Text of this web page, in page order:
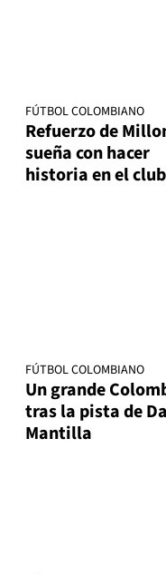
FÚTBOL COLOMBIANO
Refuerzo de
sueña con hacer
historia en el club
FÚTBOL COLOMBIANO
Un grande
tras la pista de
Mantilla